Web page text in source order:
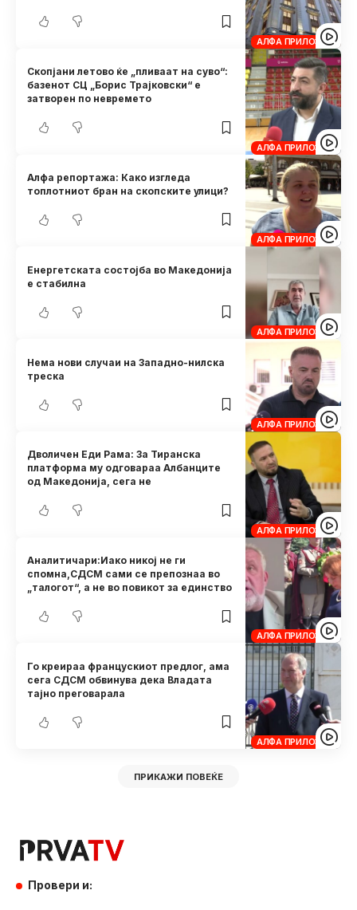
АЛФА ПРИЛОЗИ
АЛФА ПРИЛОЗИ
Скопјани летово ќе „пливаат на суво“:
базенот СЦ „Борис Трајковски“ е
затворен по невремето
АЛФА ПРИЛОЗИ
Алфа репортажа: Како изгледа
топлотниот бран на скопските улици?
АЛФА ПРИЛОЗИ
Енергетската состојба во Македонија
е стабилна
АЛФА ПРИЛОЗИ
Нема нови случаи на Западно-нилска
треска
АЛФА ПРИЛОЗИ
Дволичен Еди Рама: За Тиранска
платформа му одговараа Албанците
од Македонија, сега не
АЛФА ПРИЛОЗИ
Аналитичари:Иако никој не ги
спомна,СДСМ сами се препознаа во
„талогот“, а не во повикот за единство
АЛФА ПРИЛОЗИ
Го креираа францускиот предлог, ама
сега СДСМ обвинува дека Владата
тајно преговарала
ПРИКАЖИ ПОВЕЌЕ
Провери и: